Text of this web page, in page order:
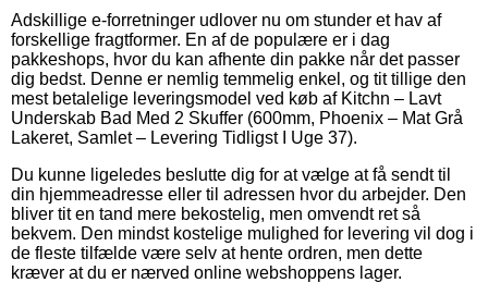
Adskillige e-forretninger udlover nu om stunder et hav af
forskellige fragtformer. En af de populære er i dag
pakkeshops, hvor du kan afhente din pakke når det passer
dig bedst. Denne er nemlig temmelig enkel, og tit tillige den
mest betalelige leveringsmodel ved køb af Kitchn – Lavt
Underskab Bad Med 2 Skuffer (600mm, Phoenix – Mat Grå
Lakeret, Samlet – Levering Tidligst I Uge 37).
Du kunne ligeledes beslutte dig for at vælge at få sendt til
din hjemmeadresse eller til adressen hvor du arbejder. Den
bliver tit en tand mere bekostelig, men omvendt ret så
bekvem. Den mindst kostelige mulighed for levering vil dog i
de fleste tilfælde være selv at hente ordren, men dette
kræver at du er nærved online webshoppens lager.